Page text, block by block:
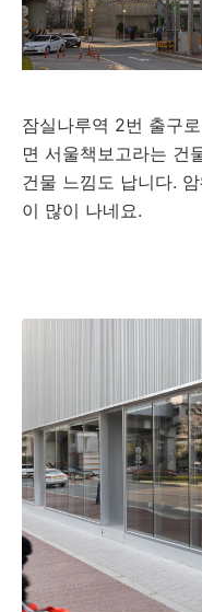
잠실나루역 2번 출구
면 서울책보고라는 건
건물 느낌도 납니다.
이 많이 나네요.